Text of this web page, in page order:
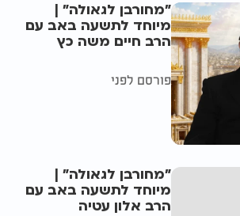
"מחורבן לגאולה" |
מיוחד לתשעה באב עם
הרב חיים משה כץ
פורסם לפני
"מחורבן לגאולה" |
מיוחד לתשעה באב עם
הרב אלון עטיה